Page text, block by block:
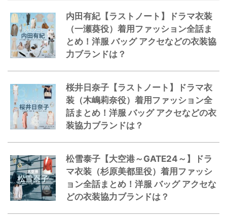
内田有紀【ラストノート】ドラマ衣装
（一瀬葵役）着用ファッション全話ま
とめ！洋服 バッグ アクセなどの衣装協
力ブランドは？
桜井日奈子【ラストノート】ドラマ衣
装（木嶋莉奈役）着用ファッション全
話まとめ！洋服 バッグ アクセなどの衣
装協力ブランドは？
松雪泰子【大空港～GATE24～】ドラ
マ衣装（杉原美都里役）着用ファッシ
ョン全話まとめ！洋服 バッグ アクセな
どの衣装協力ブランドは？